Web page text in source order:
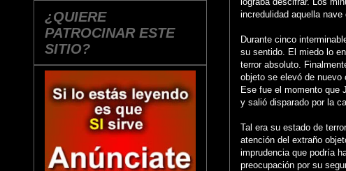
incredulidad aquella
Durante cinco
su sentido. El miedo lo
terror absoluto.
objeto se elevó de nuevo
Ese fue el momento que
y salió disparado por la
Tal era su estado de
atención del extraño
imprudencia que podría
preocupación por su
¿QUIERE
PATROCINAR ESTE
SITIO?